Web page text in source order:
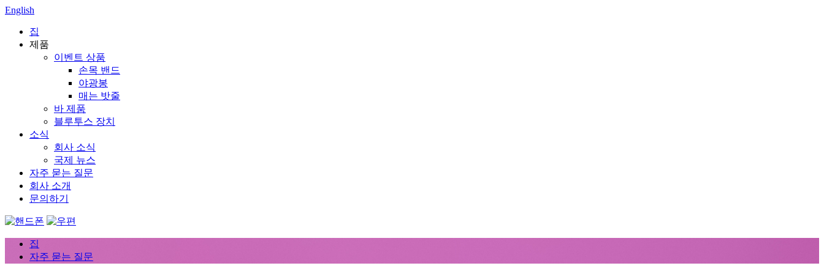
English
집
제품
이벤트 상품
손목 밴드
야광봉
매는 밧줄
바 제품
블루투스 장치
소식
회사 소식
국제 뉴스
자주 묻는 질문
회사 소개
문의하기
집
자주 묻는 질문